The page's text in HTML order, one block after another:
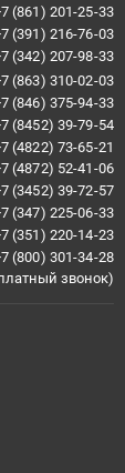
(861) 201-25-33
(391) 216-76-03
(342) 207-98-33
(863) 310-02-03
(846) 375-94-33
(8452) 39-79-54
(4822) 73-65-21
(4872) 52-41-06
(3452) 39-72-57
(347) 225-06-33
(351) 220-14-23
(800) 301-34-28
звонок)